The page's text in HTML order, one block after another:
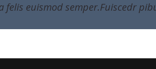
felis euismod semper.Fuiscedr